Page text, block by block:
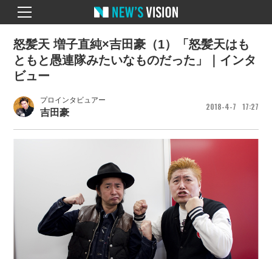
プロインタビュアー
吉田豪
2018 4 7 17 27
怒髪天 増子直純×吉田豪（1）「怒髪天はも
ともと愚連隊みたいなものだった」｜インタ
ビュー